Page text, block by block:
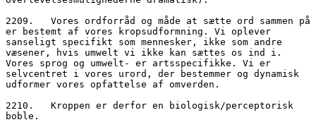
2209.	Vores ordforråd og måde at sætte ord sammen på
er bestemt af vores kropsudformning. Vi oplever
sanseligt specifikt som mennesker, ikke som andre
væsener, hvis umwelt vi ikke kan sættes os ind i.
Vores sprog og umwelt- er artsspecifikke. Vi er
selvcentret i vores urord, der bestemmer og dynamisk
udformer vores opfattelse af omverden.
2210.	Kroppen er derfor en biologisk/perceptorisk
boble.